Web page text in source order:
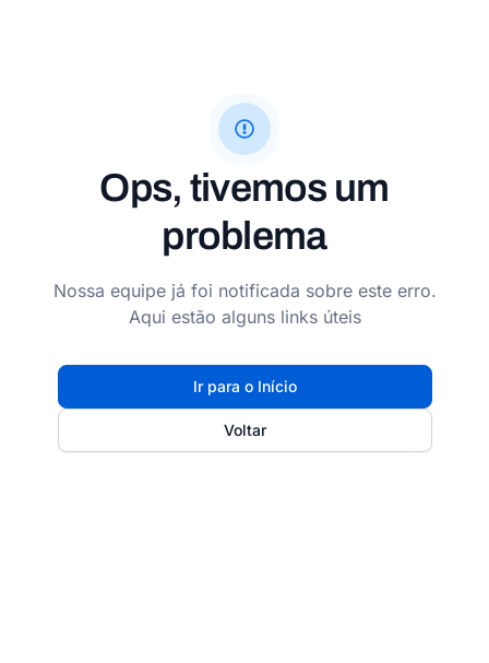
Ops, tivemos um
problema
Nossa equipe já foi notificada sobre este erro.
Aqui estão alguns links úteis
Ir para o Início
Voltar